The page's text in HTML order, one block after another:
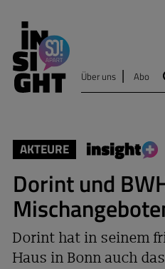
Über uns Abo
AKTEURE
Dorint und
Dorint hat in seinem
Haus in Bonn auch